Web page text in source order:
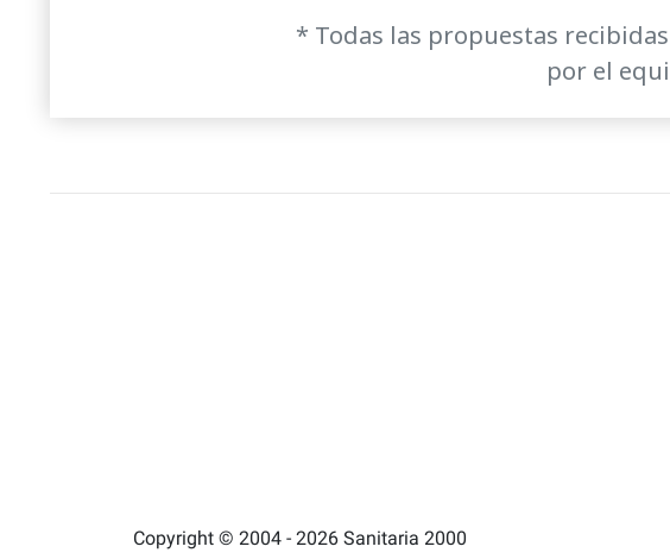
* Todas las propuestas
por el
Copyright © 2004 - 2026 Sanitaria 2000